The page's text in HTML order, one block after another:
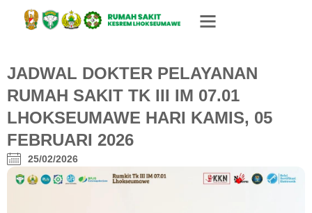
JADWAL DOKTER PELAYANAN
RUMAH SAKIT TK III IM 07.01
LHOKSEUMAWE HARI KAMIS, 05
FEBRUARI 2026
25/02/2026